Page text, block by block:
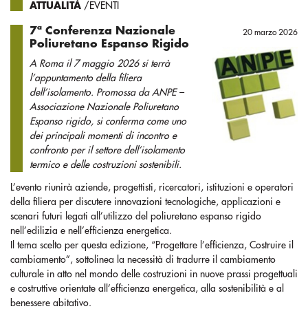
ATTUALITÀ /EVENTI
7ª Conferenza Nazionale
Poliuretano Espanso Rigido
A Roma il 7 maggio 2026 si terrà
l’appuntamento della filiera
dell’isolamento. Promossa da ANPE –
Associazione Nazionale Poliuretano
Espanso rigido, si conferma come uno
dei principali momenti di incontro e
confronto per il settore dell’isolamento
termico e delle costruzioni sostenibili.
20 marzo 2026
L’evento riunirà aziende, progettisti, ricercatori, istituzioni e operatori
della filiera per discutere innovazioni tecnologiche, applicazioni e
scenari futuri legati all’utilizzo del poliuretano espanso rigido
nell’edilizia e nell’efficienza energetica.
Il tema scelto per questa edizione, “Progettare l’efficienza, Costruire il
cambiamento”, sottolinea la necessità di tradurre il cambiamento
culturale in atto nel mondo delle costruzioni in nuove prassi progettuali
e costruttive orientate all’efficienza energetica, alla sostenibilità e al
benessere abitativo.